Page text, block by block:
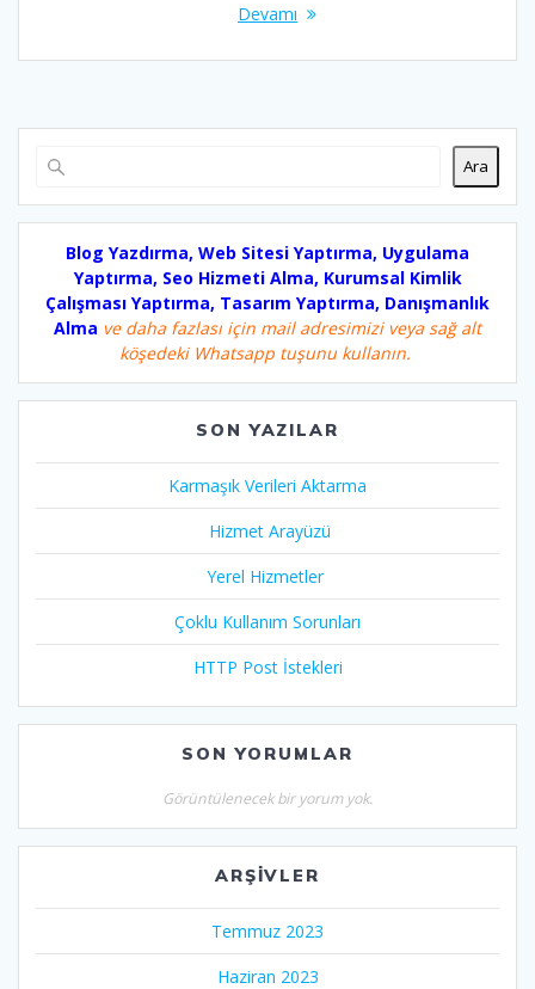
Devamı
Ara
Blog Yazdırma, Web Sitesi Yaptırma, Uygulama
Yaptırma, Seo Hizmeti Alma, Kurumsal Kimlik
Çalışması Yaptırma, Tasarım Yaptırma, Danışmanlık
Alma ve daha fazlası için mail adresimizi veya sağ alt
köşedeki Whatsapp tuşunu kullanın.
SON YAZILAR
Karmaşık Verileri Aktarma
Hizmet Arayüzü
Yerel Hizmetler
Çoklu Kullanım Sorunları
HTTP Post İstekleri
SON YORUMLAR
Görüntülenecek bir yorum yok.
ARŞIVLER
Temmuz 2023
Haziran 2023